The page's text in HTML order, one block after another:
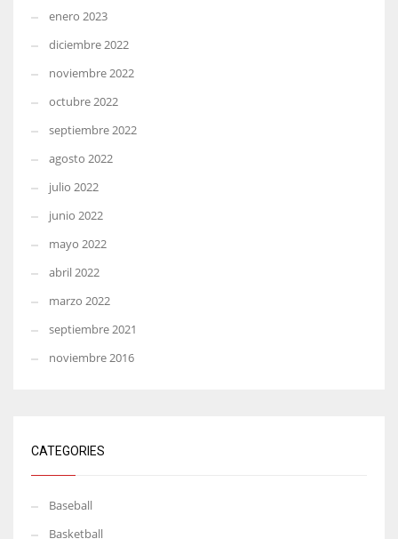
enero 2023
diciembre 2022
noviembre 2022
octubre 2022
septiembre 2022
agosto 2022
julio 2022
junio 2022
mayo 2022
abril 2022
marzo 2022
septiembre 2021
noviembre 2016
CATEGORIES
Baseball
Basketball